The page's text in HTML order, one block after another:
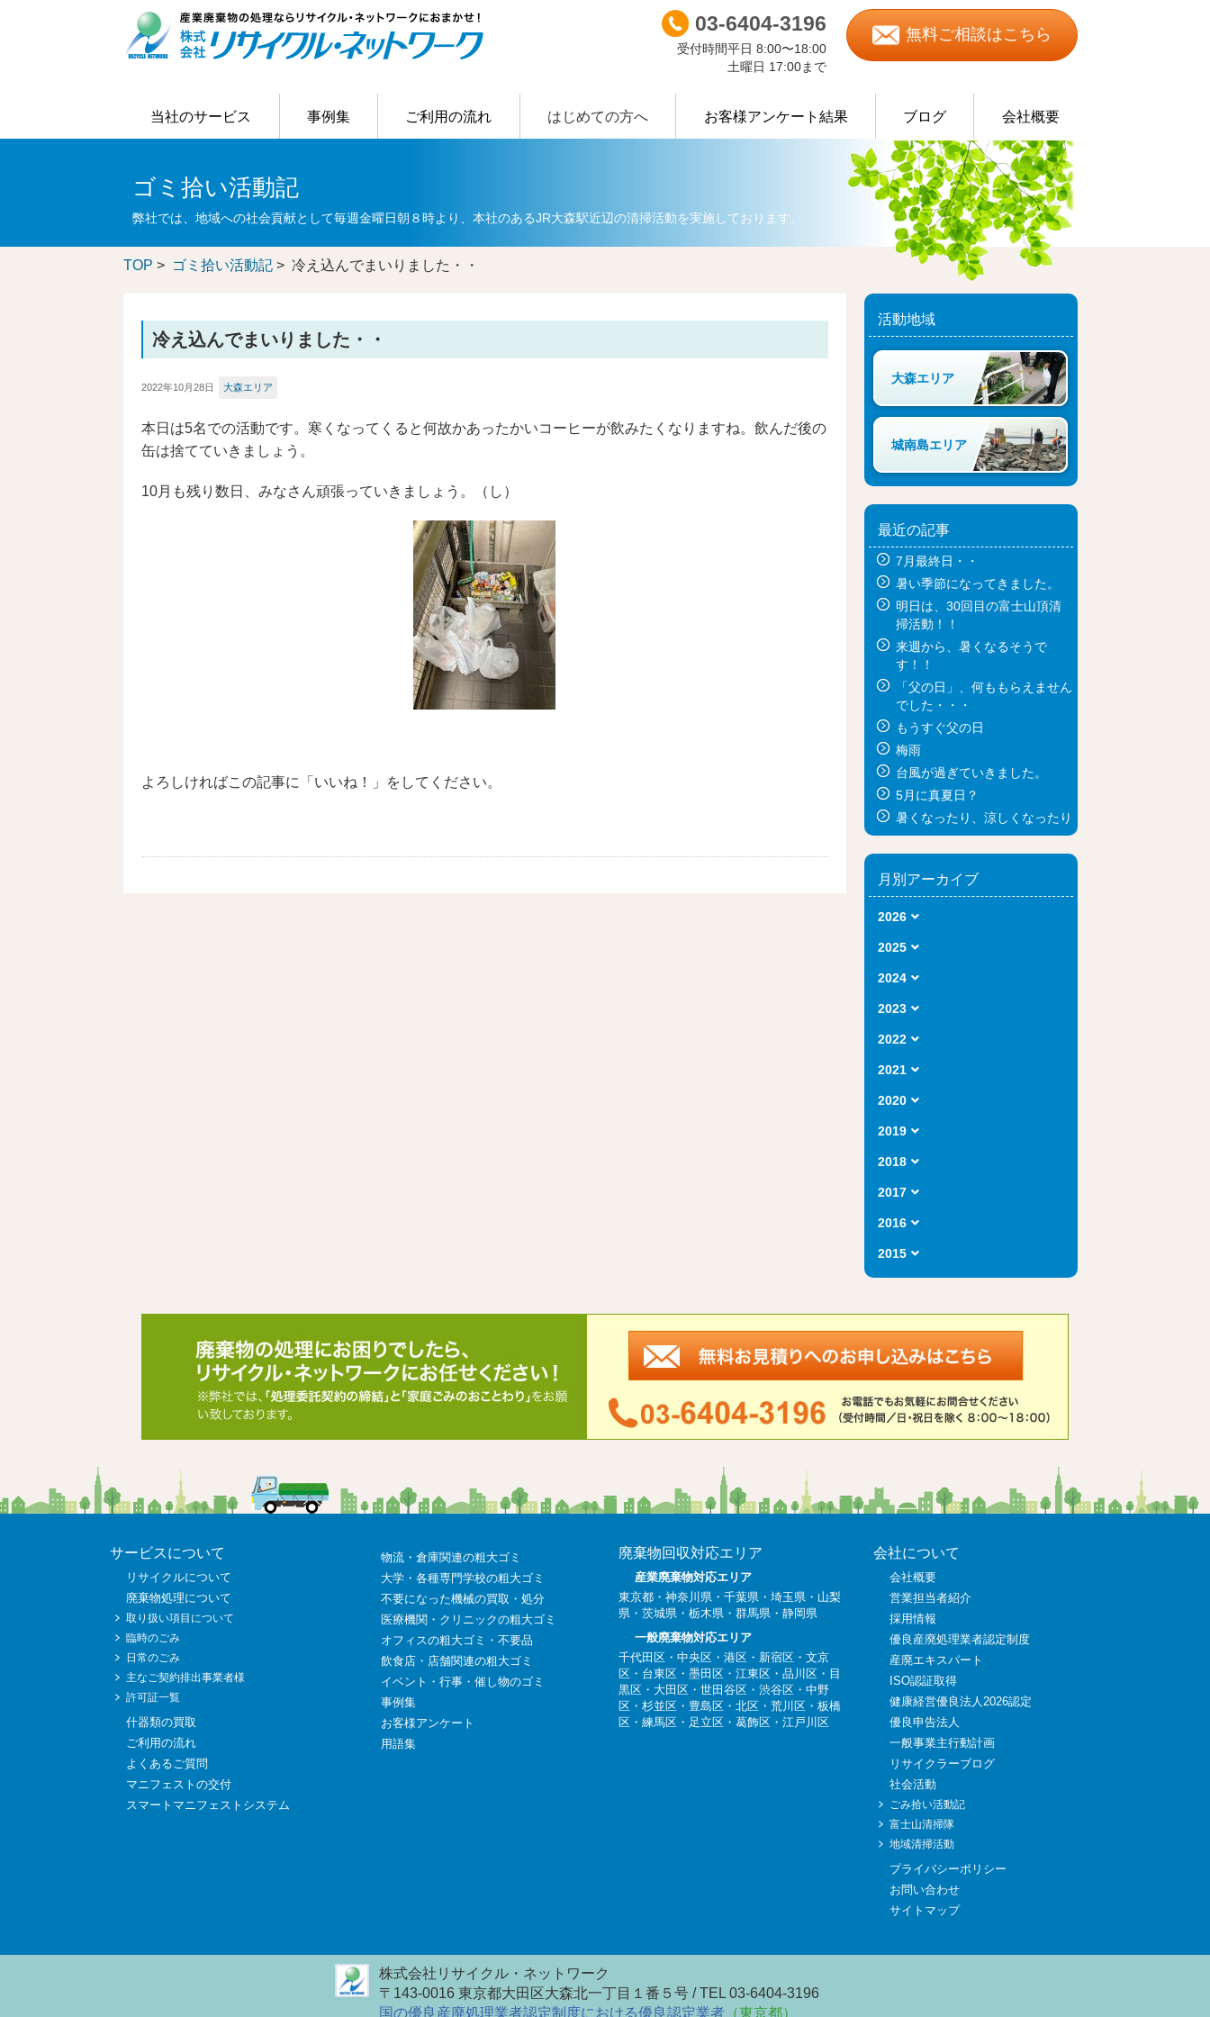
03-6404-3196
受付時間平日 8:00〜18:00
土曜日 17:00まで
無料ご相談はこちら
当社のサービス 事例集
主なリサイクル処理の事例 主な廃棄物処理の事例
ご利用の流れ はじめての方へ お客様アンケート結果 ブログ
お客様の問題解決
会社概要
会社情報
ゴミ拾い活動記
弊社では、地域への社会貢献として毎週金曜日朝８時より、本社のあるJR大森駅近辺の清掃活動を実施しております。
TOP > ゴミ拾い活動記 > 冷え込んでまいりました・・
冷え込んでまいりました・・
2022年10月28日 大森エリア
本日は5名での活動です。寒くなってくると何故かあったかいコーヒーが飲みたくなりますね。飲んだ後の
缶は捨てていきましょう。
10月も残り数日、みなさん頑張っていきましょう。（し）
よろしければこの記事に「いいね！」をしてください。
活動地域
大森エリア
城南島エリア
最近の記事
7月最終日・・
暑い季節になってきました。
明日は、30回目の富士山頂清
掃活動！！
来週から、暑くなるそうで
す！！
「父の日」、何ももらえません
でした・・・
もうすぐ父の日
梅雨
台風が過ぎていきました。
5月に真夏日？
暑くなったり、涼しくなったり
月別アーカイブ
2026
2025
2024
2023
2022
2021
2020
2019
2018
2017
2016
2015
サービスについて
リサイクルについて
廃棄物処理について
取り扱い項目について
臨時のごみ
日常のごみ
主なご契約排出事業者様
許可証一覧
什器類の買取
ご利用の流れ
よくあるご質問
マニフェストの交付
スマートマニフェストシステム
物流・倉庫関連の粗大ゴミ
大学・各種専門学校の粗大ゴミ
不要になった機械の買取・処分
医療機関・クリニックの粗大ゴミ
オフィスの粗大ゴミ・不要品
飲食店・店舗関連の粗大ゴミ
イベント・行事・催し物のゴミ
事例集
お客様アンケート
用語集
廃棄物回収対応エリア
産業廃棄物対応エリア
東京都 ・ 神奈川県 ・千葉県・埼玉県・山梨
県・茨城県・栃木県・群馬県・静岡県
一般廃棄物対応エリア
千代田区 ・ 中央区 ・ 港区 ・ 新宿区 ・ 文京
区 ・ 台東区 ・ 墨田区 ・ 江東区 ・ 品川区 ・ 目
黒区 ・ 大田区 ・ 世田谷区 ・ 渋谷区 ・ 中野
区 ・ 杉並区 ・ 豊島区 ・ 北区 ・ 荒川区 ・ 板橋
区 ・ 練馬区 ・ 足立区 ・ 葛飾区 ・ 江戸川区
会社について
会社概要
営業担当者紹介
採用情報
優良産廃処理業者認定制度
産廃エキスパート
ISO認証取得
健康経営優良法人2026認定
優良申告法人
一般事業主行動計画
リサイクラーブログ
社会活動
ごみ拾い活動記
富士山清掃隊
地域清掃活動
プライバシーポリシー
お問い合わせ
サイトマップ
株式会社リサイクル・ネットワーク
〒143-0016 東京都大田区大森北一丁目１番５号 / TEL 03-6404-3196
国の優良産廃処理業者認定制度における優良認定業者 （東京都）